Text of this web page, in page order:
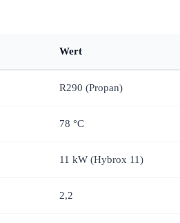
Wert
R290 (Propan)
78 °C
11 kW (Hybrox 11)
2,2